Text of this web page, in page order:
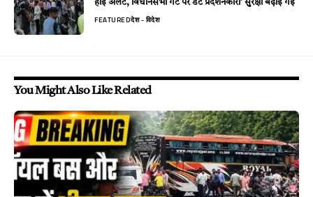
हाई अलर्ट, विधानसभा गेट पर डटे प्रदर्शनकारी’ सुरक्षा बढ़ाई गई
FEATUREDदेश - विदेश
You Might Also Like Related